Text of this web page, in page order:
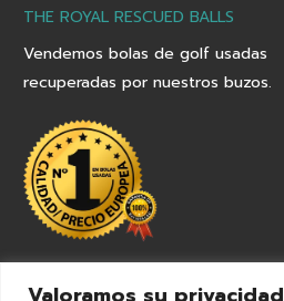
THE ROYAL RESCUED BALLS
Vendemos bolas de golf usadas
recuperadas por nuestros buzos.